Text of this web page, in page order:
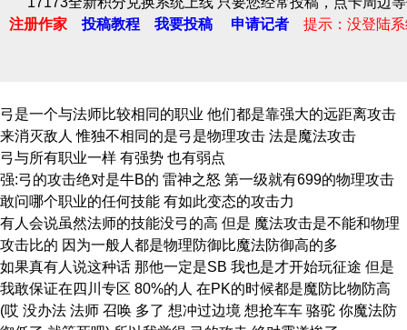
注册作家
投稿教程 我要投稿 申请记者 提示：没登陆
弓是一个与法师比较相同的职业 他们都是靠强大的远距离攻击
来消灭敌人 惟独不相同的是弓是物理攻击 法是魔法攻击
弓与所有职业一样 有强势 也有弱点
强:弓的攻击绝对是牛B的 雷神之怒 第一级就有699的物理攻击
敢问哪个职业的任何技能 有如此变态的攻击力
有人会说虽然法师的技能没弓的高 但是 魔法攻击是不能和物理
攻击比的 因为一般人都是物理防御比魔法防御高的多
如果真有人说这种话 那他一定是SB 我也是才开始玩征途 但是
我敢保证在四川专区 80%的人 在PK的时候都是魔防比物防高
(哎 没办法 法师 召唤 多了 想冲过边境 想抢车车 骆驼 你魔法防